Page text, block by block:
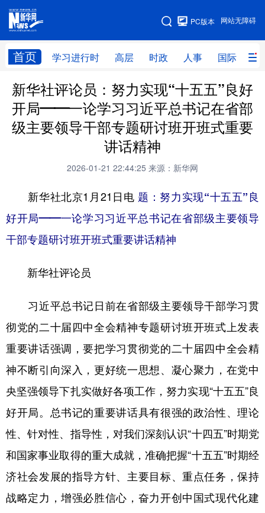
网站无障碍
PC版本
首页 学习进行时 高层 时政 人事 国际 财
网站地图
学习进行时 高层 时政 人事
国际 财经 网评 港澳
思客智库 全球连线
科创 量子
访谈 视频 图片 政务
法律 中央文件 金融
城市 旅游 能源 会展
文化产业
地方频道
北京 天津 河北 山西
辽宁 吉林 上海 江苏
新华社评论员：努力实现“十五五”良好
开局——一论学习习近平总书记在省部
级主要领导干部专题研讨班开班式重要
讲话精神
2026-01-21 22:44:25 来源：新华网
新华社北京1月21日电 题：努力实现“十五五”良
好开局——一论学习习近平总书记在省部级主要领导
干部专题研讨班开班式重要讲话精神
新华社评论员
习近平总书记日前在省部级主要领导干部学习贯
彻党的二十届四中全会精神专题研讨班开班式上发表
重要讲话强调，要把学习贯彻党的二十届四中全会精
神不断引向深入，更好统一思想、凝心聚力，在党中
央坚强领导下扎实做好各项工作，努力实现“十五五”良
好开局。总书记的重要讲话具有很强的政治性、理论
性、针对性、指导性，对我们深刻认识“十四五”时期党
和国家事业取得的重大成就，准确把握“十五五”时期经
济社会发展的指导方针、主要目标、重点任务，保持
战略定力，增强必胜信心，奋力开创中国式现代化建